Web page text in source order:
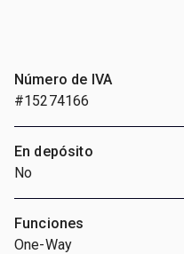
Número de IVA
#15274166
En depósito
No
Funciones
One-Way